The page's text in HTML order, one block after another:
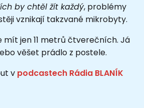
by chtěl žít každý, problémy
vznikají takzvané mikrobyty.
jen 11 metrů čtverečních. Já
věšet prádlo z postele.
v podcastech Rádia BLANÍK